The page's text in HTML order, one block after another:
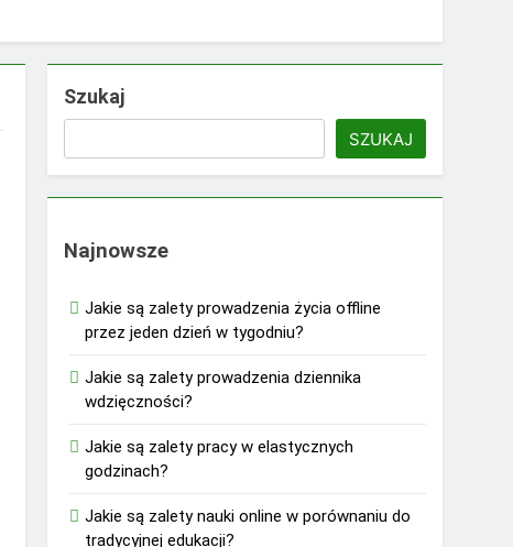
Szukaj
SZUKAJ
Najnowsze
Jakie są zalety prowadzenia życia offline
przez jeden dzień w tygodniu?
Jakie są zalety prowadzenia dziennika
wdzięczności?
Jakie są zalety pracy w elastycznych
godzinach?
Jakie są zalety nauki online w porównaniu do
tradycyjnej edukacji?